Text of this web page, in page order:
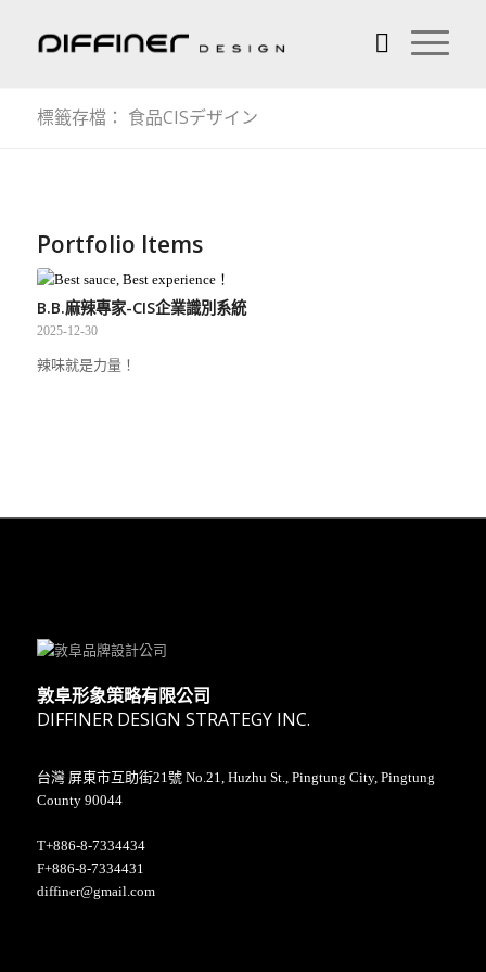
標籤存檔： 食品CISデザイン
Portfolio Items
B.B.麻辣專家-CIS企業識別系統
2025-12-30
辣味就是力量！
敦阜形象策略有限公司
DIFFINER DESIGN STRATEGY INC.
台灣 屏東市互助街21號 No.21, Huzhu St., Pingtung City, Pingtung
County 90044
T+886-8-7334434
F+886-8-7334431
diffiner@gmail.com